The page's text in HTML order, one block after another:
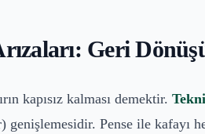
Geri
kapısız kalması demektir.
Pense ile kafayı